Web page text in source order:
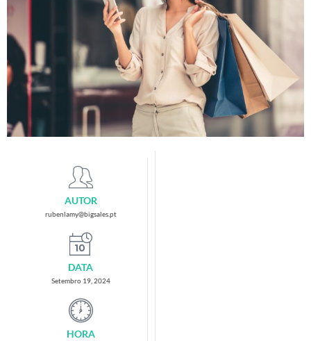
AUTOR
rubenlamy@bigsales.pt
DATA
Setembro 19, 2024
HORA